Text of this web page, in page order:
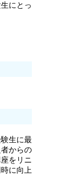
にとっ
生に最
からの
をリニ
に向上